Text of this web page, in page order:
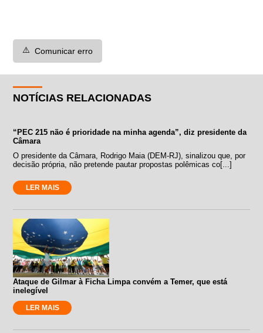
⚠️ Comunicar erro
NOTÍCIAS RELACIONADAS
“PEC 215 não é prioridade na minha agenda”, diz presidente da
Câmara
O presidente da Câmara, Rodrigo Maia (DEM-RJ), sinalizou que, por
decisão própria, não pretende pautar propostas polêmicas co[...]
LER MAIS
Ataque de Gilmar à Ficha Limpa convém a Temer, que está
inelegível
LER MAIS